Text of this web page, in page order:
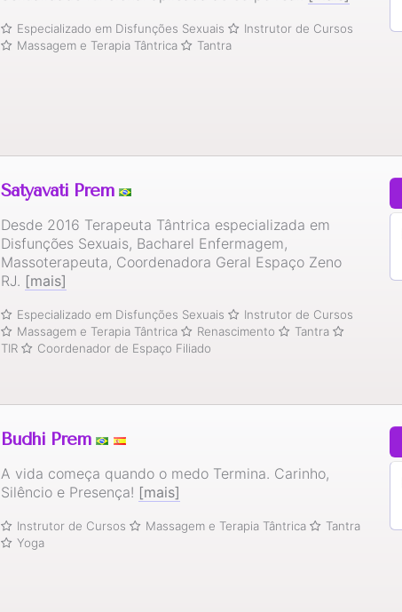
Especializado em Disfunções Sexuais
Instrutor de Cursos
Massagem e Terapia Tântrica
Tantra
Satyavati Prem
Desde 2016 Terapeuta Tântrica especializada em
Disfunções Sexuais, Bacharel Enfermagem,
Massoterapeuta, Coordenadora Geral Espaço Zeno
RJ. [mais]
Especializado em Disfunções Sexuais
Instrutor de Cursos
Massagem e Terapia Tântrica
Renascimento
Tantra
TIR
Coordenador de Espaço Filiado
Budhi Prem
A vida começa quando o medo Termina. Carinho,
Silêncio e Presença! [mais]
Instrutor de Cursos Massagem e Terapia Tântrica
Tantra
Yoga